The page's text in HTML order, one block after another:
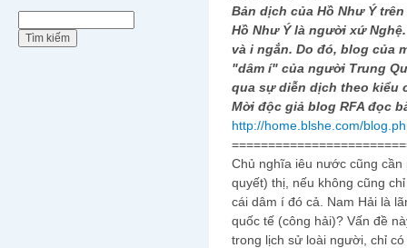
Bản dịch của Hồ Như Ý
Hồ Như Ý là người xứ
và i ngắn. Do đó, blog của
"dâm í" của người Trung
qua sự diễn dịch theo kiểu
Mời độc giả blog RFA đọc
http://home.blshe.com/
Chủ nghĩa iêu nước cũng
quyết) thị, nếu không cũng
cái dâm í đó cả. Nam Hải là
quốc tế (công hải)? Vấn đề
trong lịch sử loài người, chỉ